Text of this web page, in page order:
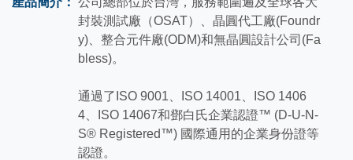
封裝測試廠（OSAT）、晶圓代工廠(Foundr
y)、整合元件廠(ODM)和無晶圓設計公司(Fa
bless)。
通過了ISO 9001、ISO 14001、ISO 1406
4、ISO 14067和鄧白氏企業認證™ (D-U-N-
S® Registered™) 國際通用的企業身份證等
認證。